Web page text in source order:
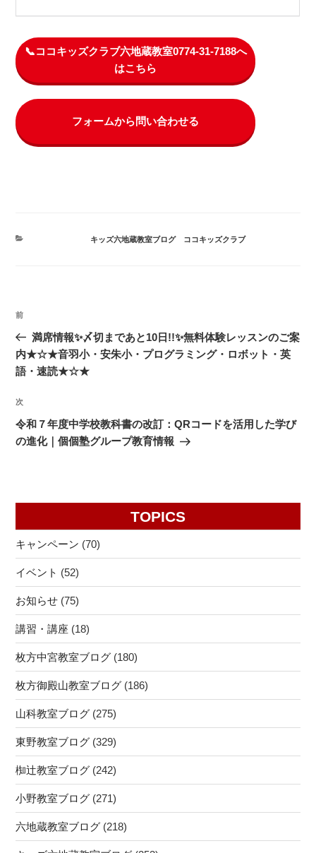
📞ココキッズクラブ六地蔵教室0774-31-7188へ
はこちら
フォームから問い合わせる
カ
キッズ六地蔵教室ブログ、 ココキッズクラブ
投
ナ
ビ
ー
シ
ョ
前
の
投
稿
前
満席情報✨〆切まであと10日!!✨無料体験レッスンのご案
内★☆★音羽小・安朱小・プログラミング・ロボット・英
語・速読★☆★
次
の
投
次
令和７年度中学校教科書の改訂：QRコードを活用した学び
の進化｜個個塾グループ教育情報
TOPICS
キャンペーン (70)
イベント (52)
お知らせ (75)
講習・講座 (18)
枚方中宮教室ブログ (180)
枚方御殿山教室ブログ (186)
山科教室ブログ (275)
東野教室ブログ (329)
椥辻教室ブログ (242)
小野教室ブログ (271)
六地蔵教室ブログ (218)